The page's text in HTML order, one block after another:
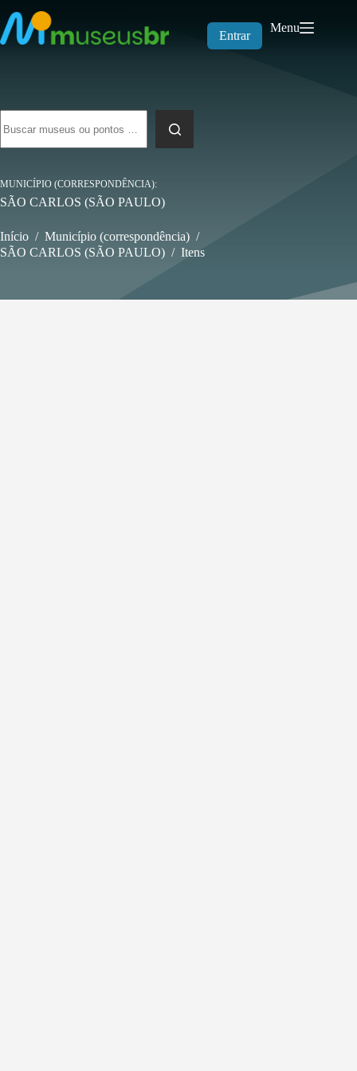
para
o
conteúdo
Entrar
Menu
resultados
MUNICÍPIO (CORRESPONDÊNCIA)
SÃO CARLOS (SÃO PAULO)
Início / Município (correspondência) /
SÃO CARLOS (SÃO PAULO) / Itens